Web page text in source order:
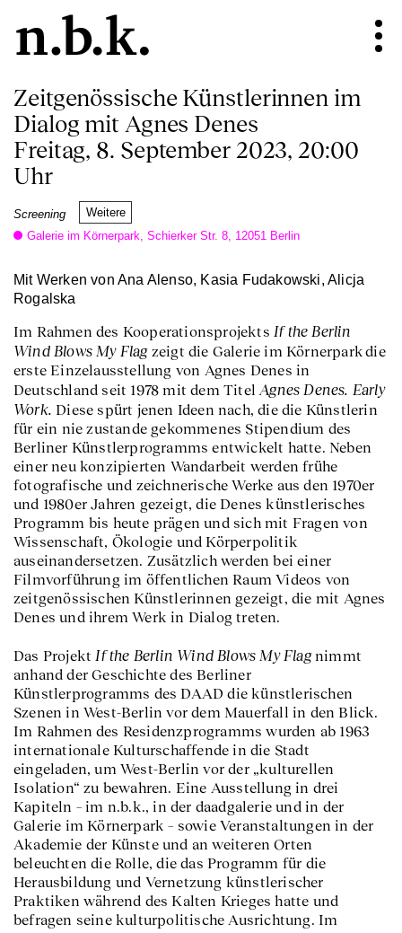
Zeitgenössische Künstlerinnen im
Dialog mit Agnes Denes
Freitag, 8. September 2023, 20:00
Uhr
Screening
Weitere
Galerie im Körnerpark, Schierker Str. 8, 12051 Berlin
Mit Werken von Ana Alenso, Kasia Fudakowski, Alicja
Rogalska
Im Rahmen des Kooperationsprojekts If the Berlin
Wind Blows My Flag zeigt die Galerie im Körnerpark die
erste Einzelausstellung von Agnes Denes in
Deutschland seit 1978 mit dem Titel Agnes Denes. Early
Work.Diese spürt jenen Ideen nach, die die Künstlerin
für ein nie zustande gekommenes Stipendium des
Berliner Künstlerprogramms entwickelt hatte. Neben
einer neu konzipierten Wandarbeit werden frühe
fotografische und zeichnerische Werke aus den 1970er
und 1980er Jahren gezeigt, die Denes künstlerisches
Programm bis heute prägen und sich mit Fragen von
Wissenschaft, Ökologie und Körperpolitik
auseinandersetzen. Zusätzlich werden bei einer
Filmvorführung im öffentlichen Raum Videos von
zeitgenössischen Künstlerinnen gezeigt, die mit Agnes
Denes und ihrem Werk in Dialog treten.
Das Projekt If the Berlin Wind Blows My Flagnimmt
anhand der Geschichte des Berliner
Künstlerprogramms des DAAD die künstlerischen
Szenen in West-Berlin vor dem Mauerfall in den Blick.
Im Rahmen des Residenzprogramms wurden ab 1963
internationale Kulturschaffende in die Stadt
eingeladen, um West-Berlin vor der „kulturellen
Isolation“ zu bewahren. Eine Ausstellung in drei
Kapiteln – im n.b.k., in der daadgalerie und in der
Galerie im Körnerpark – sowie Veranstaltungen in der
Akademie der Künste und an weiteren Orten
beleuchten die Rolle, die das Programm für die
Herausbildung und Vernetzung künstlerischer
Praktiken während des Kalten Krieges hatte und
befragen seine kulturpolitische Ausrichtung. Im